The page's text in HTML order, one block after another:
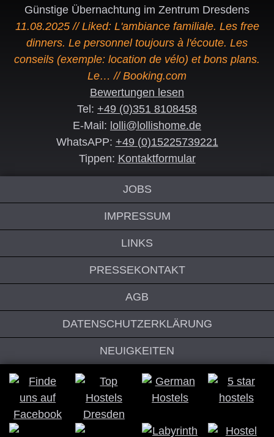
Günstige Übernachtung im Zentrum Dresdens
11.08.2025 // Liked: L'ambiance familiale. Les free
dinners. Le personnel toujours à l'écoute. Les
conseils (exemple: location de vélo) et bons plans.
Le… // Booking.com
Bewertungen lesen
Tel: +49 (0)351 8108458
E-Mail: lolli@lollishome.de
WhatsAPP: +49 (0)15225739221
Tippen: Kontaktformular
JOBS
IMPRESSUM
LINKS
PRESSEKONTAKT
AGB
DATENSCHUTZERKLÄRUNG
NEUIGKEITEN